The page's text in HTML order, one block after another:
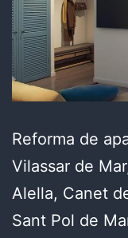
Reforma de
Vilassar de
Alella, Canet
Sant Pol de